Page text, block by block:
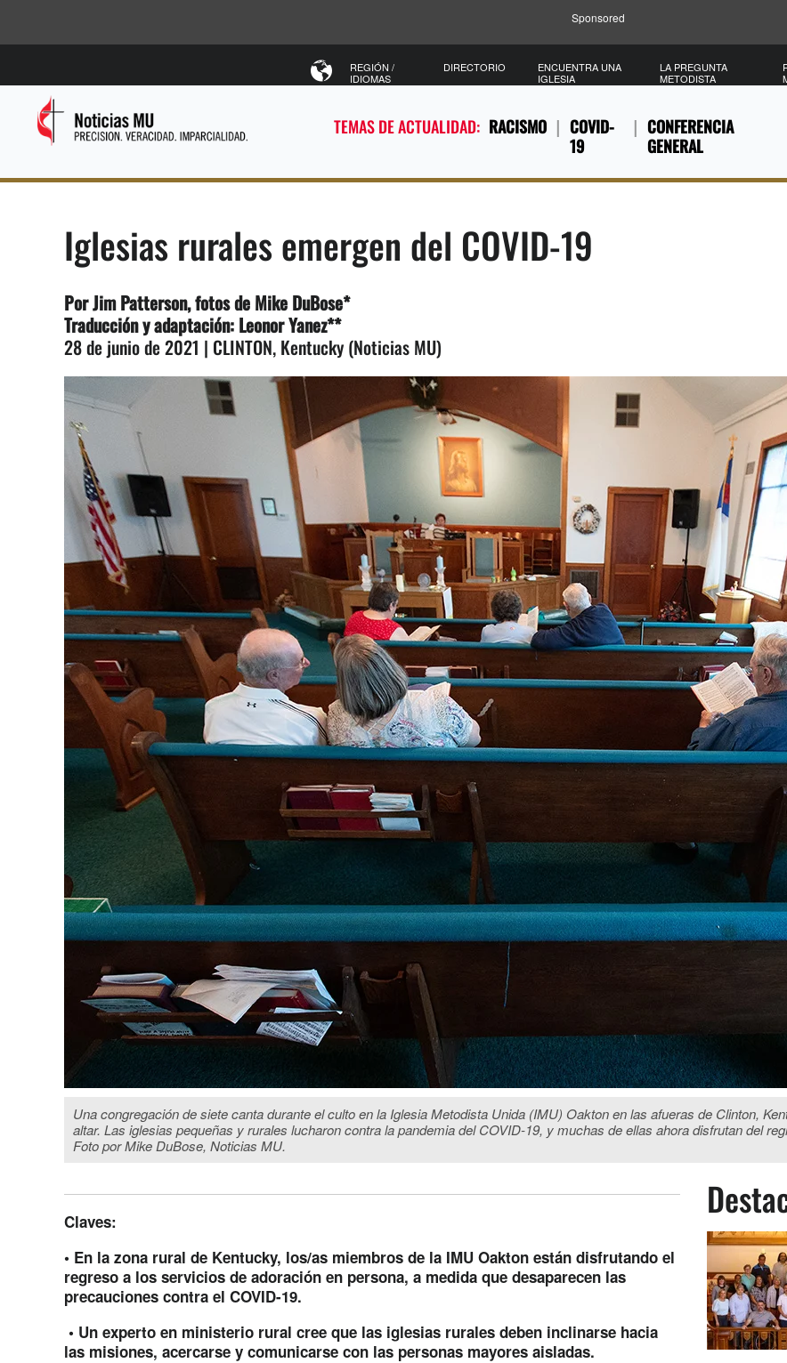
Sponsored
TEMAS DE ACTUALIDAD: RACISMO
COVID-
19
CONFERENCIA
GENERAL
REGIÓN /
IDIOMAS
DIRECTORIO
ENCUENTRA UNA
IGLESIA
LA PREGUNTA
METODISTA
Iglesias rurales emergen del COVID-19
Por Jim Patterson, fotos de Mike DuBose*
Traducción y adaptación: Leonor Yanez**
28 de junio de 2021 | CLINTON, Kentucky (Noticias MU)
Una congregación de siete canta durante el culto en la Iglesia Metodista Unida (IMU) Oakton en las afueras de Clinton,
altar. Las iglesias pequeñas y rurales lucharon contra la pandemia del COVID-19, y muchas de ellas ahora disfrutan del
Foto por Mike DuBose, Noticias MU.
Claves:
• En la zona rural de Kentucky, los/as miembros de la IMU Oakton están disfrutando el
regreso a los servicios de adoración en persona, a medida que desaparecen las
precauciones contra el COVID-19.
• Un experto en ministerio rural cree que las iglesias rurales deben inclinarse hacia
las misiones, acercarse y comunicarse con las personas mayores aisladas.